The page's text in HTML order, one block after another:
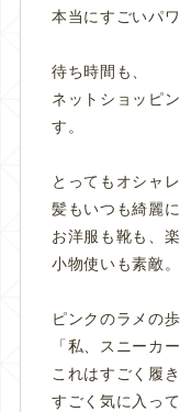
本当にすごいパ
待ち時間も、
ネットショッピ
す。
とってもオシャレ
髪もいつも綺麗
お洋服も靴も、
小物使いも素敵。
ピンクのラメの
「私、スニーカ
これはすごく履
すごく気に入って